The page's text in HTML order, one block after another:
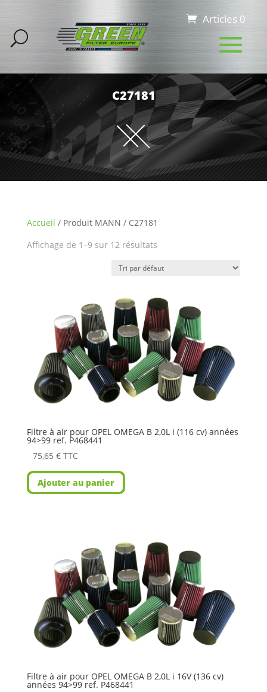
Articles 0
C27181
Accueil / Produit MANN / C27181
Affichage de 1–9 sur 12 résultats
Filtre à air pour OPEL OMEGA B 2,0L i (116 cv) années
94>99 ref. P468441
75,65 € TTC
Ajouter au panier
Filtre à air pour OPEL OMEGA B 2,0L i 16V (136 cv)
années 94>99 ref. P468441